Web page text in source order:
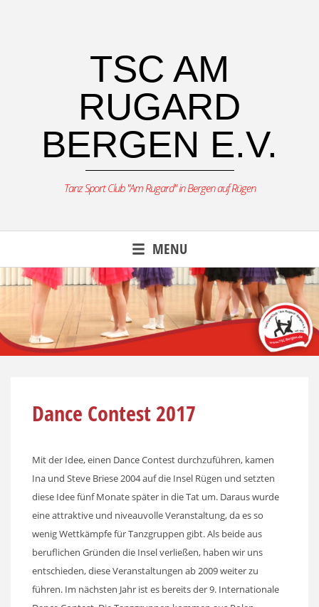
TSC AM
RUGARD
BERGEN E.V.
Tanz Sport Club "Am Rugard" in Bergen auf Rügen
MENU
Dance Contest 2017
Mit der Idee, einen Dance Contest durchzuführen, kamen
Ina und Steve Briese 2004 auf die Insel Rügen und setzten
diese Idee fünf Monate später in die Tat um. Daraus wurde
eine attraktive und niveauvolle Veranstaltung, da es so
wenig Wettkämpfe für Tanzgruppen gibt. Als beide aus
beruflichen Gründen die Insel verließen, haben wir uns
entschieden, diese Veranstaltungen ab 2009 weiter zu
führen. Im nächsten Jahr ist es bereits der 9. Internationale